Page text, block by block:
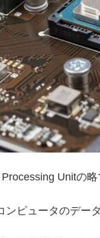
Unitの
ンピュータのデー